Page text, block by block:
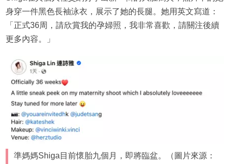
身穿一件黑色長袖泳衣，展示了她的長腿。她用英文寫道：
「正式36周，請欣賞我的孕婦照，我非常喜歡，請關注後續
更多內容。」
準媽媽Shiga目前懷胎九個月，即將臨盆。（圖片來源：